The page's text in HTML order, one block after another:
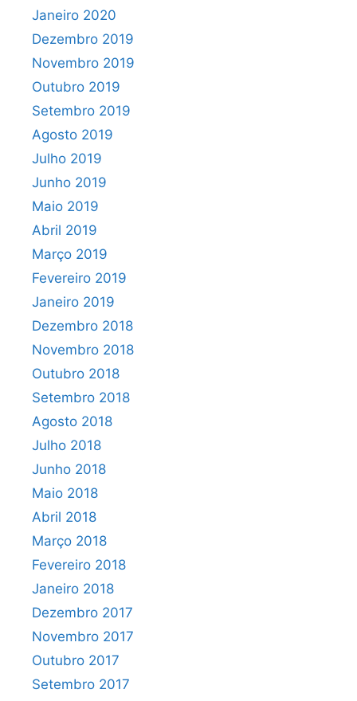
Janeiro 2020
Dezembro 2019
Novembro 2019
Outubro 2019
Setembro 2019
Agosto 2019
Julho 2019
Junho 2019
Maio 2019
Abril 2019
Março 2019
Fevereiro 2019
Janeiro 2019
Dezembro 2018
Novembro 2018
Outubro 2018
Setembro 2018
Agosto 2018
Julho 2018
Junho 2018
Maio 2018
Abril 2018
Março 2018
Fevereiro 2018
Janeiro 2018
Dezembro 2017
Novembro 2017
Outubro 2017
Setembro 2017